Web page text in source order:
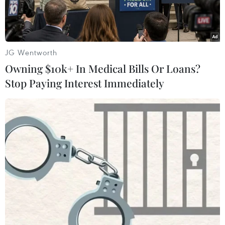
Các nhà nghiên cứu Mỹ ngày 4/6 cho biết Triều
Tiên dường như đã đưa tàu khu trục lớp Choe
Hyun trở lại vị trí thẳng đứng.
Theo thông tin do chương trình 38 độ Bắc
chuyên nghiên cứu về Triều Tiên cung cấp, ảnh
vệ tinh thương mại chụp ngày 2/6 cho thấy con
JG Wentworth
Owning $10k+ In Medical Bills Or Loans?
Stop Paying Interest Immediately